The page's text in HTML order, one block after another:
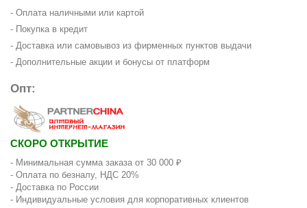
- Оплата наличными или картой
- Покупка в кредит
- Доставка или самовывоз из фирменных пунктов выдачи
- Дополнительные акции и бонусы от платформ
Опт:
СКОРО ОТКРЫТИЕ
- Минимальная сумма заказа от 30 000 ₽
- Оплата по безналу, НДС 20%
- Доставка по России
- Индивидуальные условия для корпоративных клиентов